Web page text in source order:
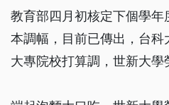
教育部四月初核定下個學
本調幅，目前已傳出，台
大專院校打算調，世新大學